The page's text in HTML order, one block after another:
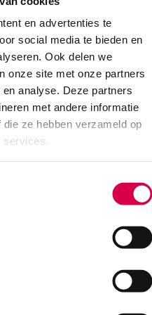
en advertenties te
social media te bieden en
Ook delen we
onze site met onze partners
analyse. Deze partners
met andere informatie
ze hebben verzameld op
services.
Delta 1 Plus, 60mm